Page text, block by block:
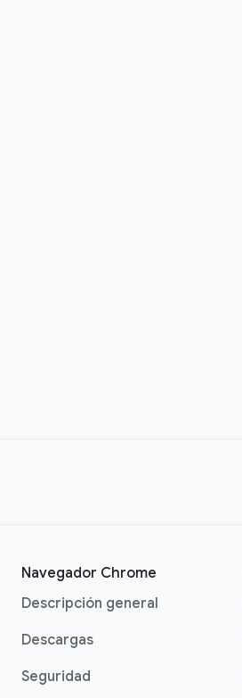
Navegador Chrome
Descripción general
Descargas
Seguridad